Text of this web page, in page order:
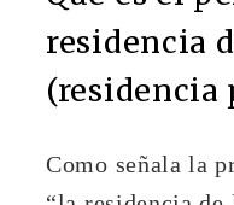
residencia
(residencia
Como señala la